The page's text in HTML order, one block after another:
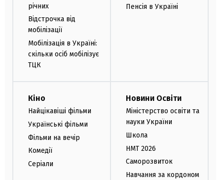
річних
Відстрочка від
мобілізації
Мобілізація в Україні:
скільки осіб мобілізує
ТЦК
Пенсія в Україні
Кіно
Найцікавіші фільми
Українські фільми
Фільми на вечір
Комедії
Серіали
Новини Освіти
Міністерство освіти та
науки України
Школа
НМТ 2026
Саморозвиток
Навчання за кордоном